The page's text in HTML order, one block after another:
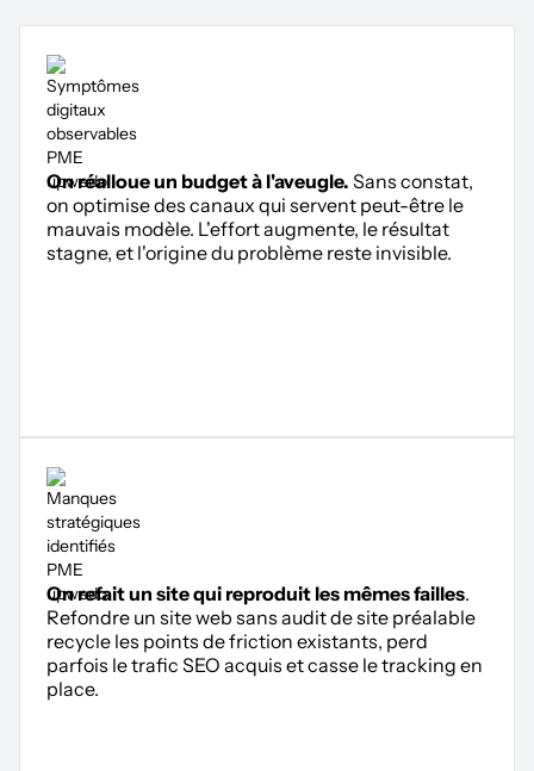
On réalloue un budget à l'aveugle. Sans constat,
on optimise des canaux qui servent peut-être le
mauvais modèle. L'effort augmente, le résultat
stagne, et l'origine du problème reste invisible.
On refait un site qui reproduit les mêmes failles.
Refondre un site web sans audit de site préalable
recycle les points de friction existants, perd
parfois le trafic SEO acquis et casse le tracking en
place.